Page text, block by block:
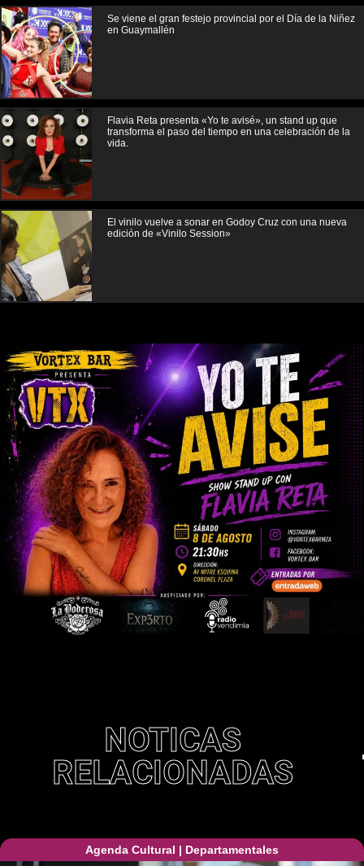
Se viene el gran festejo provincial por el Día de la Niñez
en Guaymallén
Flavia Reta presenta «Yo te avisé», un stand up que
transforma el paso del tiempo en una celebración de la
vida.
El vinilo vuelve a sonar en Godoy Cruz con una nueva
edición de «Vinilo Session»
NOTICAS
RELACIONADAS
Agenda Cultural | Departamentales